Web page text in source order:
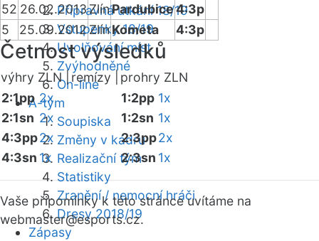
Přípravná utkání 18/19
Vstupenky 18/19
Uvolňování míst
Zvýhodněné
On-line
A-tým
Soupiska
Změny v kádru
Realizační tým
Statistiky
Zranění / nemocní hráči
Dresy 2018/19
Zápasy
52 26.02.2013ZlínPardubice4:3p
5
25.09.2012ZlínKometa 4:3p
Četnost výsledků
výhry ZLN | remízy |
prohry ZLN
2:1pp 2x
2:1sn 2x
4:3pp2x
4:3sn 1x
1:2pp 1x
1:2sn 1x
2:3pp2x
2:3sn 1x
Vaše připomínky k této stránce uvítáme na
webmaster@esports.cz.